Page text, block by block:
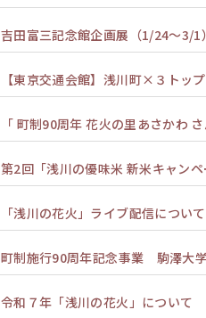
吉田富三記念館企画展（1/24～3/1
【東京交通会館】浅川町×３トッ
「 町制90周年 花火の里あさかわ
第2回「浅川の優味米 新米キャン
「浅川の花火」ライブ配信について
町制施行90周年記念事業 駒澤大
令和７年「浅川の花火」について